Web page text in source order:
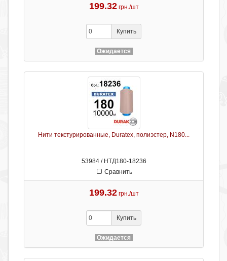
199.32 грн./шт
Купить
Ожидается
Нити текстурированные, Duratex, полиэстер, N180...
53984 / НТД180-18236
Сравнить
199.32 грн./шт
Купить
Ожидается